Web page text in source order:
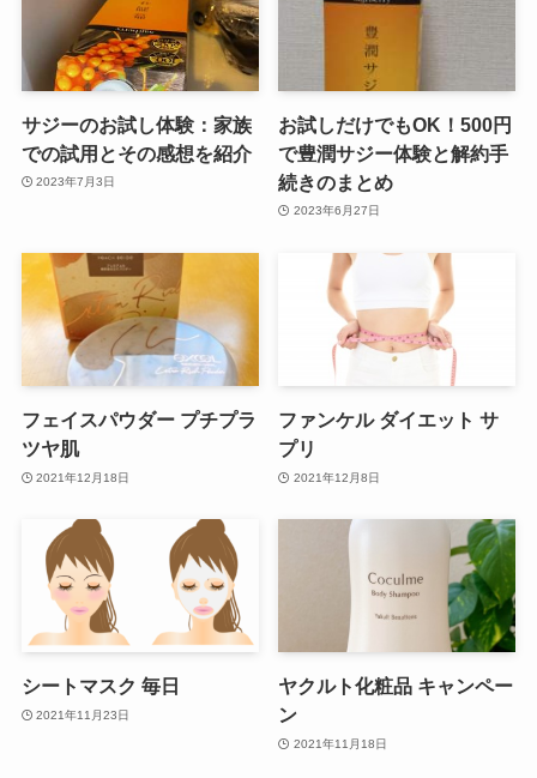
サジーのお試し体験：家族
での試用とその感想を紹介
2023年7月3日
お試しだけでもOK！500円
で豊潤サジー体験と解約手
続きのまとめ
2023年6月27日
フェイスパウダー プチプラ
ツヤ肌
2021年12月18日
ファンケル ダイエット サ
プリ
2021年12月8日
シートマスク 毎日
2021年11月23日
ヤクルト化粧品 キャンペー
ン
2021年11月18日